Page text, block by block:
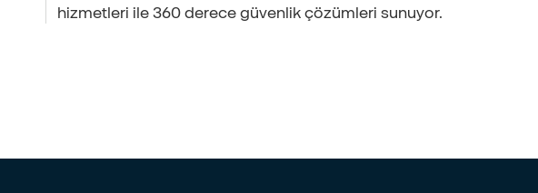
hizmetleri ile 360 derece güvenlik çözümleri sunuyor.